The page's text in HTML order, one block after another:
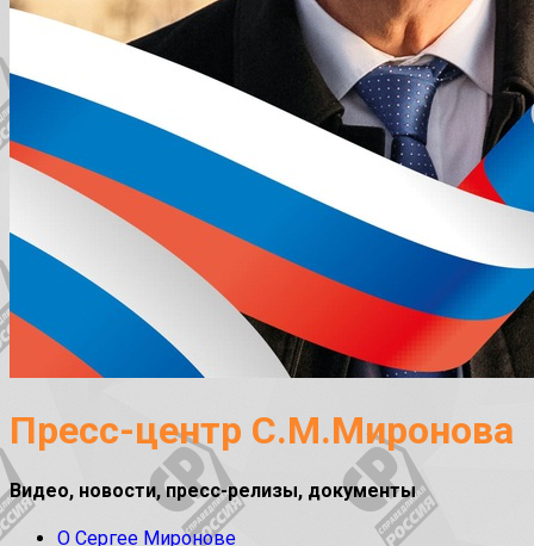
Пресс-центр С.М.Миронова
Видео, новости, пресс-релизы, документы
О Сергее Миронове